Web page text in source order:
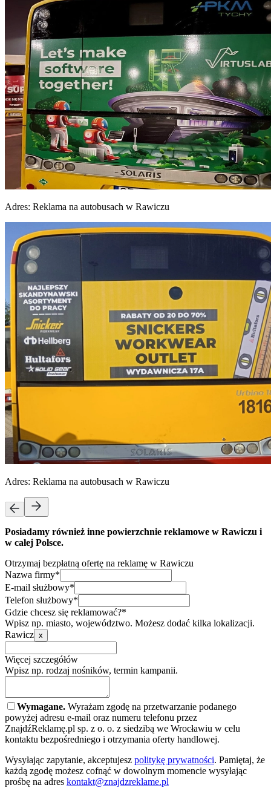
Adres: Reklama na autobusach w Rawiczu
Adres: Reklama na autobusach w Rawiczu
Posiadamy również inne powierzchnie reklamowe w Rawiczu i
w całej Polsce.
Otrzymaj bezpłatną ofertę na reklamę w Rawiczu
Nazwa firmy*
E-mail służbowy*
Telefon służbowy*
Gdzie chcesz się reklamować?*
Wpisz np. miasto, województwo. Możesz dodać kilka lokalizacji.
Rawicz x
Więcej szczegółów
Wpisz np. rodzaj nośników, termin kampanii.
Wymagane. Wyrażam zgodę na przetwarzanie podanego
powyżej adresu e-mail oraz numeru telefonu przez
ZnajdźReklamę.pl sp. z o. o. z siedzibą we Wrocławiu w celu
kontaktu bezpośredniego i otrzymania oferty handlowej.
Wysyłając zapytanie, akceptujesz politykę prywatności. Pamiętaj, że
każdą zgodę możesz cofnąć w dowolnym momencie wysyłając
prośbę na adres kontakt@znajdzreklame.pl